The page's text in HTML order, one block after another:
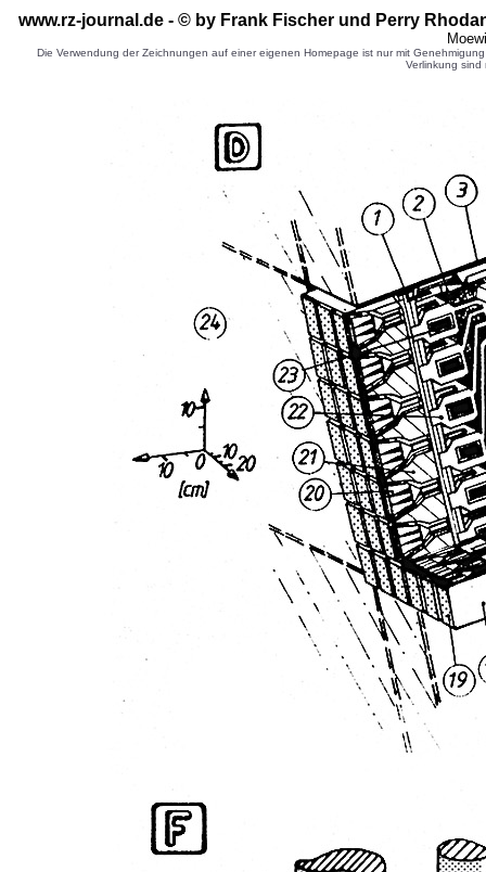
www.rz-journal.de - © by Frank Fischer und Perry
Die Verwendung der Zeichnungen auf einer eigenen Homepage ist nur mit
Verlinkung sind